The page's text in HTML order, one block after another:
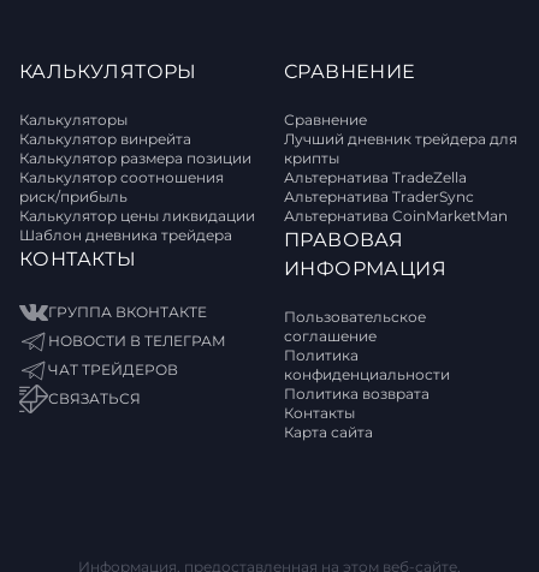
КАЛЬКУЛЯТОРЫ
Калькуляторы
Калькулятор винрейта
Калькулятор размера позиции
Калькулятор соотношения
риск/прибыль
Калькулятор цены ликвидации
Шаблон дневника трейдера
КОНТАКТЫ
ГРУППА ВКОНТАКТЕ
НОВОСТИ В ТЕЛЕГРАМ
ЧАТ ТРЕЙДЕРОВ
СВЯЗАТЬСЯ
СРАВНЕНИЕ
Сравнение
Лучший дневник трейдера для
крипты
Альтернатива TradeZella
Альтернатива TraderSync
Альтернатива CoinMarketMan
ПРАВОВАЯ
ИНФОРМАЦИЯ
Пользовательское
соглашение
Политика
конфиденциальности
Политика возврата
Контакты
Карта сайта
Информация, предоставленная на этом веб-сайте,